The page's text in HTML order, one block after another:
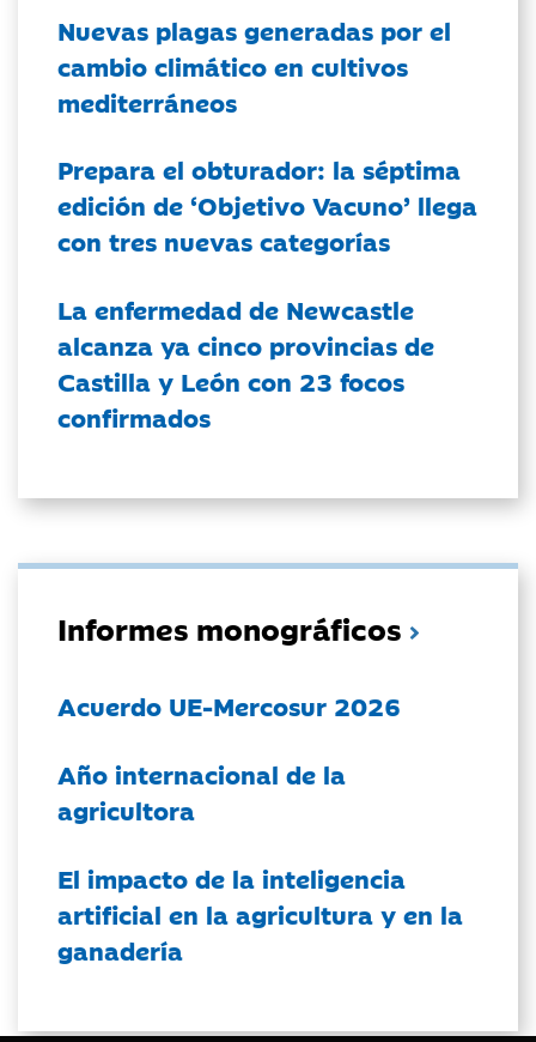
Nuevas plagas generadas por el
cambio climático en cultivos
mediterráneos
Prepara el obturador: la séptima
edición de ‘Objetivo Vacuno’ llega
con tres nuevas categorías
La enfermedad de Newcastle
alcanza ya cinco provincias de
Castilla y León con 23 focos
confirmados
Informes monográficos
Acuerdo UE-Mercosur 2026
Año internacional de la
agricultora
El impacto de la inteligencia
artificial en la agricultura y en la
ganadería